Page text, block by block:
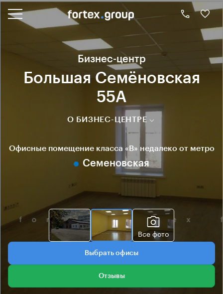
Бизнес-центр
Большая Семёновская
55А
О БИЗНЕС-ЦЕНТРЕ
Офисные помещение класса «B» недалеко от метро
Семеновская
Все фото
Выбрать офисы
Отзывы